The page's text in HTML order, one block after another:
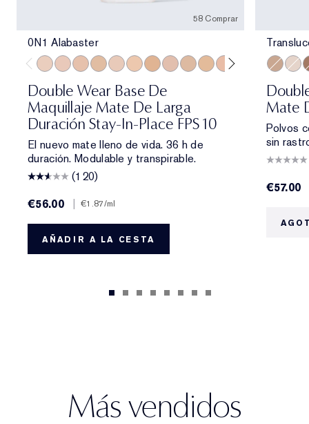
58 Comprar
0N1 Alabaster
Double Wear Base De
Maquillaje Mate De Larga
Duración Stay-In-Place FPS 10
El nuevo mate lleno de vida. 36 h de
duración. Modulable y transpirable.
(120)
€56.00
| €1.87/ml
AÑADIR A LA CESTA
Mate
Polvos
sin
€57.00
Más vendidos